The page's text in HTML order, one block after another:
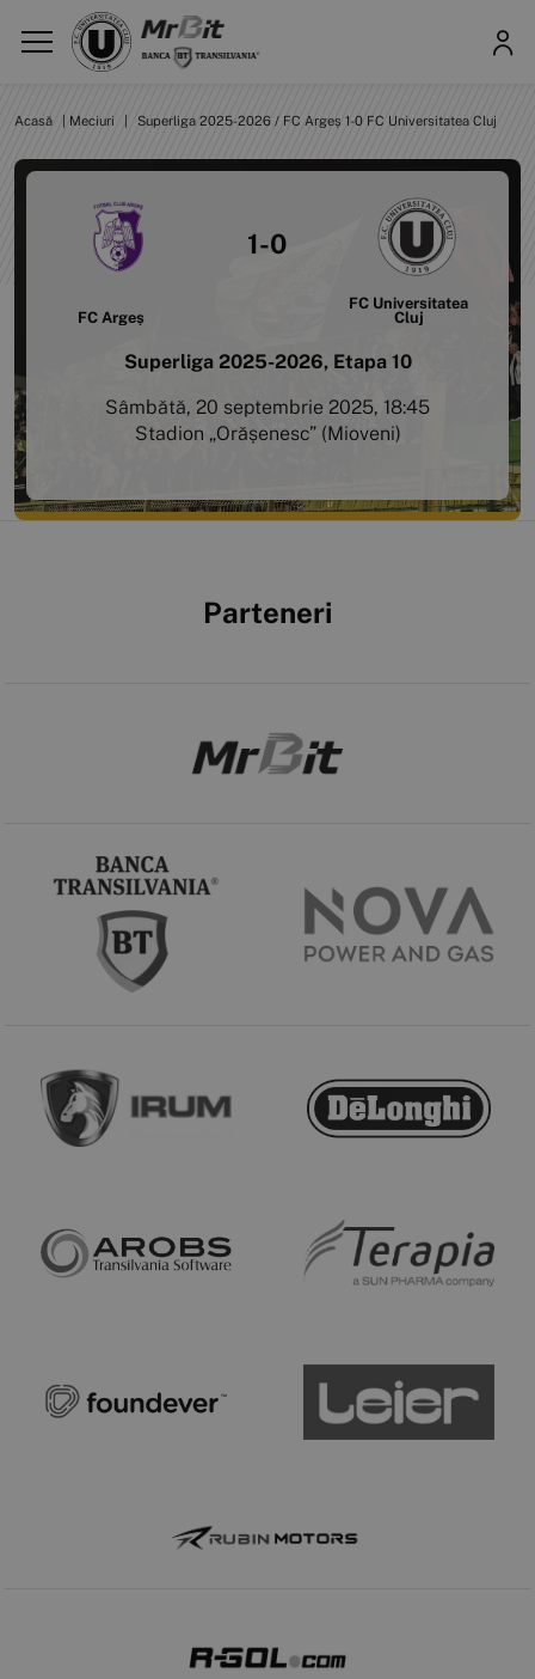
Acasă Meciuri Superliga 2025-2026 / FC Argeș 1-0 FC Universitatea Cluj
FC Argeș
1-0
FC Universitatea
Cluj
Superliga 2025-2026, Etapa 10
Sâmbătă, 20 septembrie 2025, 18:45
Stadion „Orășenesc” (Mioveni)
Parteneri